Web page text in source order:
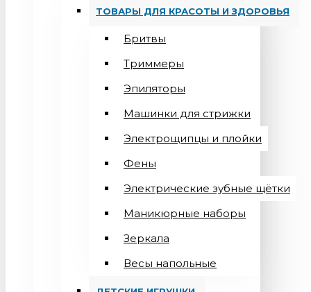
ТОВАРЫ ДЛЯ КРАСОТЫ И ЗДОРОВЬЯ
Бритвы
Триммеры
Эпиляторы
Машинки для стрижки
Электрощипцы и плойки
Фены
Электрические зубные щётки
Маникюрные наборы
Зеркала
Весы напольные